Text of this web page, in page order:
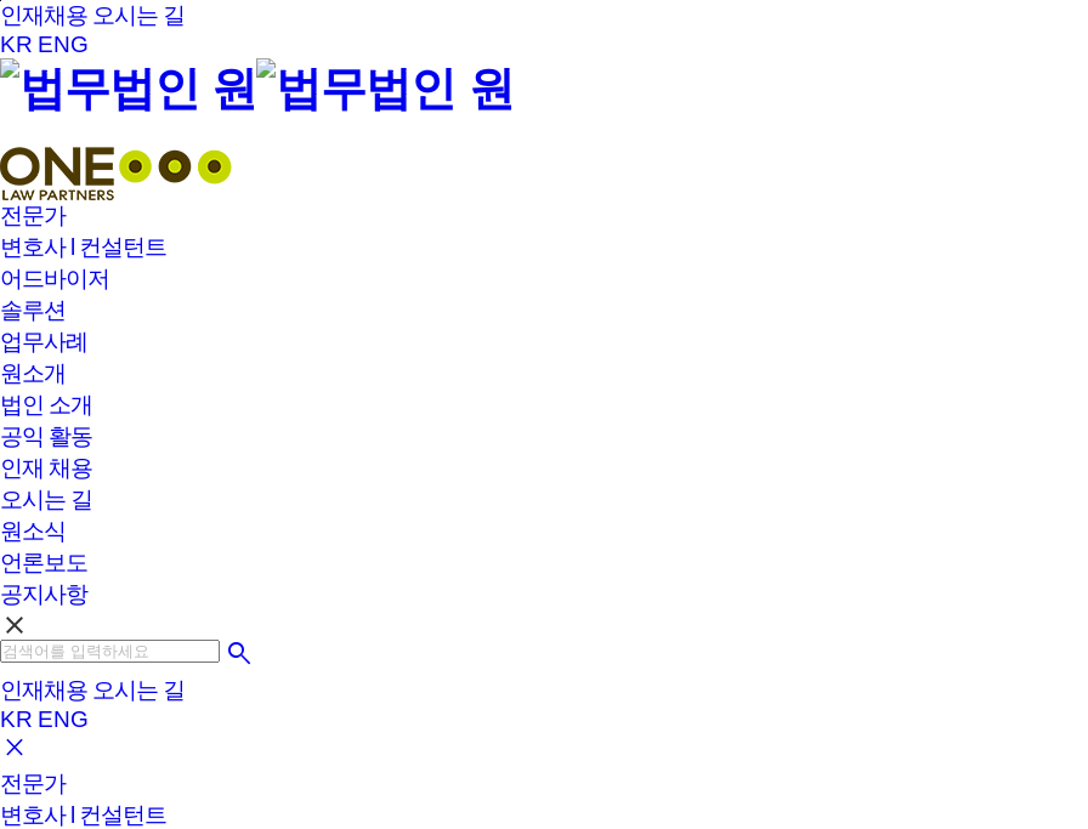
본문바로가기
인재채용 오시는 길
KR ENG
전문가
변호사 l 컨설턴트
어드바이저
솔루션
업무사례
원소개
법인 소개
공익 활동
인재 채용
오시는 길
원소식
언론보도
공지사항
clear
인재채용 오시는 길
KR ENG
전문가
변호사 l 컨설턴트